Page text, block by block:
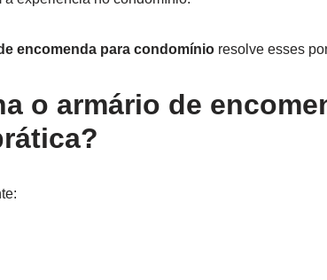
encomenda para condomínio resolve esses
o armário de